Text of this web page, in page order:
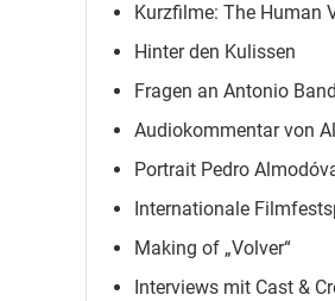
Kurzfilme: The Human
Hinter den Kulissen
Fragen an Antonio
Audiokommentar von
Portrait Pedro
Internationale
Making of „Volver“
Interviews mit Cast &